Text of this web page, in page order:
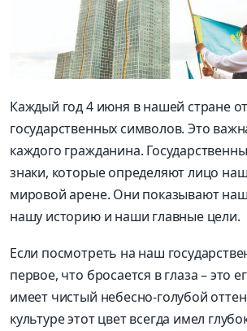
Каждый год 4 июня в нашей стране
государственных символов. Это
каждого гражданина.
знаки, которые определяют лицо
мировой арене. Они показывают
нашу историю и наши главные цели.
Если посмотреть на наш
первое, что бросается в глаза – это
имеет чистый небесно-голубой
культуре этот цвет всегда имел